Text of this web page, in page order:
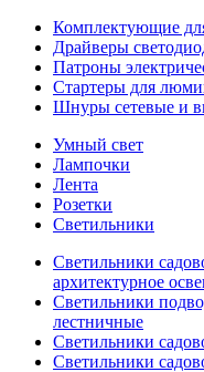
Комплектующие
Драйверы
Патроны
Стартеры для
Шнуры сетевые и
Умный свет
Лампочки
Лента
Розетки
Светильники
Светильники
архитектурное
Светильники
лестничные
Светильники
Светильники